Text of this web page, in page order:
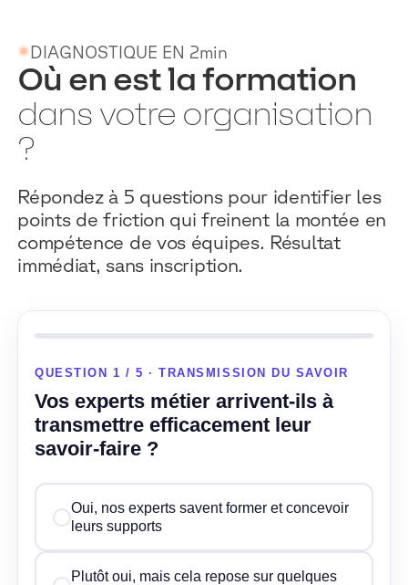
DIAGNOSTIQUE EN 2min
Où en est la formation
dans votre organisation
?
Répondez à 5 questions pour identifier les
points de friction qui freinent la montée en
compétence de vos équipes. Résultat
immédiat, sans inscription.
QUESTION 1 / 5 · TRANSMISSION DU SAVOIR
Vos experts métier arrivent-ils à
transmettre efficacement leur
savoir-faire ?
Oui, nos experts savent former et concevoir
leurs supports
Plutôt oui, mais cela repose sur quelques